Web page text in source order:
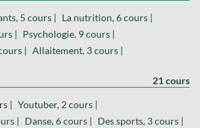
5 cours | La nutrition, 6 cours |
| Psychologie, 9 cours |
| Allaitement, 3 cours |
21 cours
| Youtuber, 2 cours |
| Danse, 6 cours | Des sports, 3 cours |